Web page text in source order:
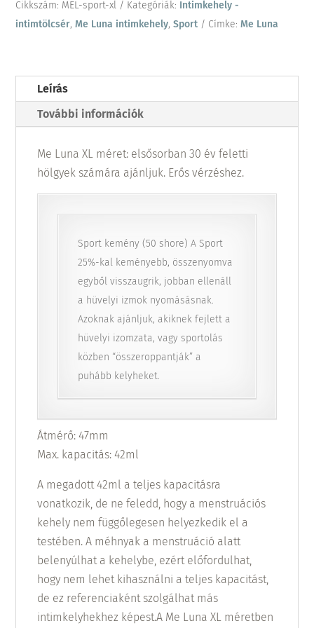
Cikkszám: MEL-sport-xl Kategóriák: Intimkehely -
intimtölcsér,Me Luna intimkehely,Sport Címke:Me Luna
Leírás
További információk
Me Luna XL méret: elsősorban 30 év feletti
hölgyek számára ajánljuk. Erős vérzéshez.
Sport kemény (50 shore) A Sport
25%-kal keményebb, összenyomva
egyből visszaugrik, jobban ellenáll
a hüvelyi izmok nyomásásnak.
Azoknak ajánljuk, akiknek fejlett a
hüvelyi izomzata, vagy sportolás
közben “összeroppantják” a
puhább kelyheket.
Átmérő: 47mm
Max. kapacitás: 42ml
A megadott 42ml a teljes kapacitásra
vonatkozik, de ne feledd, hogy a menstruációs
kehely nem függőlegesen helyezkedik el a
testében. A méhnyak a menstruáció alatt
belenyúlhat a kehelybe, ezért előfordulhat,
hogy nem lehet kihasználni a teljes kapacitást,
de ez referenciaként szolgálhat más
intimkelyhekhez képest.A Me Luna XL méretben